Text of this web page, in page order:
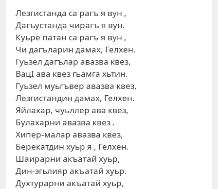
Лезгистанда са рагъ я вун ,
Дагъустанда чирагъ я вун.
Куьре патан са рагъ я вун ,
Чи дагъларин дамах, Гелхен.
Гуьзел дагълар авазва квез,
ВацӀ ава квез гьамга хьтин.
Гуьзел муьгъвер авазва квез,
Лезгистандин дамах, Гелхен.
Яйлахар, чуьллер ава квез,
Булахарни авазва квез .
Хипер-малар авазва квез,
Берекатдин хуьр я , Гелхен.
Шаирарни акъатай хуьр,
Дин-эгьлияр акъатай хуьр.
Духтурарни акъатай хуьр,